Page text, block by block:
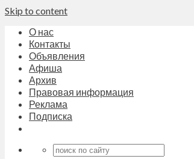
Skip to content
О нас
Контакты
Объявления
Афиша
Архив
Правовая информация
Реклама
Подписка